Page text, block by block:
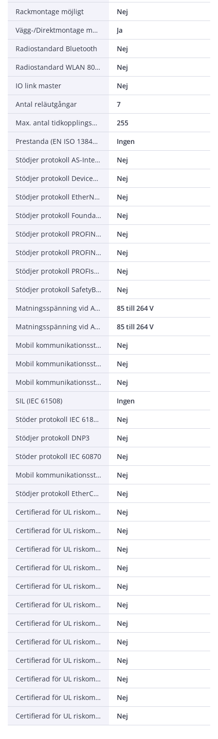
Rackmontage möjligt
Nej
Vägg-/Direktmontage möjligt
Ja
Radiostandard Bluetooth
Nej
Radiostandard WLAN 802.11
Nej
IO link master
Nej
Antal reläutgångar
7
Max. antal tidkopplingsur, integrerade
255
Prestanda (EN ISO 13849-1)
Ingen
Stödjer protokoll AS-Interface Safety at Work
Nej
Stödjer protokoll DeviceNet Safety
Nej
Stödjer protokoll EtherNet/IP
Nej
Stödjer protokoll Foundation Fieldbus
Nej
Stödjer protokoll PROFINET CBA
Nej
Stödjer protokoll PROFINET IO
Nej
Stödjer protokoll PROFIsafe
Nej
Stödjer protokoll SafetyBUS p
Nej
Matningsspänning vid AC 50 Hz
85 till 264 V
Matningsspänning vid AC 60 Hz
85 till 264 V
Mobil kommunikationsstandard GPRS
Nej
Mobil kommunikationsstandard 2G (GSM)
Nej
Mobil kommunikationsstandard 3G (UMTS)
Nej
SIL (IEC 61508)
Ingen
Stöder protokoll IEC 61850 Ethernet
Nej
Stödjer protokoll DNP3
Nej
Stöder protokoll IEC 60870
Nej
Mobil kommunikationsstandard 4G (LTE)
Nej
Stödjer protokoll EtherCAT
Nej
Certifierad för UL riskområdesklass I
Nej
Certifierad för UL riskområdesklass II
Nej
Certifierad för UL riskområdesklass III
Nej
Certifierad för UL riskområdesdivision 1
Nej
Certifierad för UL riskområdesdivision 2
Nej
Certifierad för UL riskområdesgrupp A (Acetylen)
Nej
Certifierad för UL riskområdesgrupp B (Väte)
Nej
Certifierad för UL riskområdesgrupp C (Etylen)
Nej
Certifierad för UL riskområdesgrupp B (Propan)
Nej
Certifierad för UL riskområdesgrupp (Metalldamm)
Nej
Certifierad för UL riskområdesgrupp F (Kolhaltigt damm)
Nej
Certifierad för UL riskområdesgrupp G (Icke-ledande damm)
Nej